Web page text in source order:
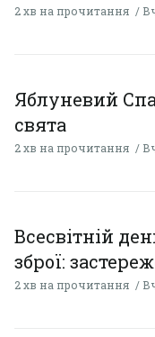
2 хв на прочитання
Яблуневий
свята
2 хв на прочитання
Всесвітній
зброї:
2 хв на прочитання